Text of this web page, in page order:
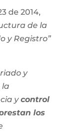
de 2014,
de la
y Registro”
y
la
ycontrol
los